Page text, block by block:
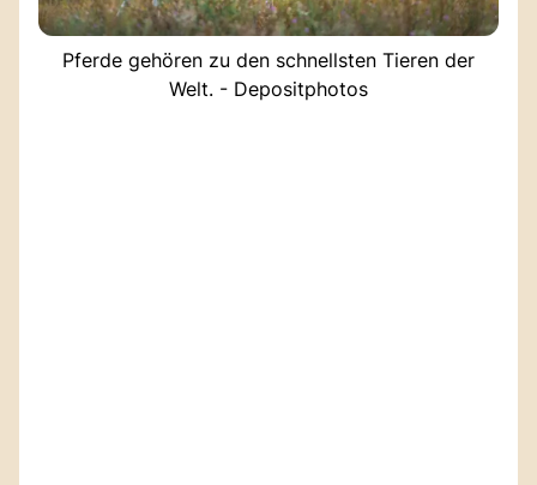
Pferde gehören zu den schnellsten Tieren der
Welt. - Depositphotos